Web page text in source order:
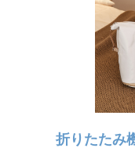
折りたたみ